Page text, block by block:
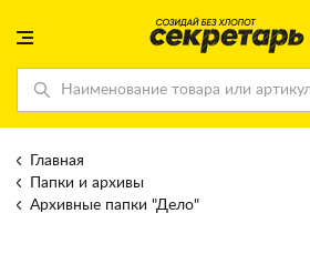
Главная
Папки и архивы
Архивные папки "Дело"